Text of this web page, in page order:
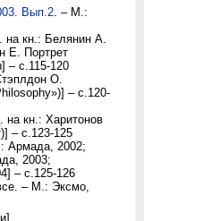
Вып.2. – М.:
на кн.: Белянин А.
Е. Портрет
– с.115-120
О.
– с.120-
на кн.: Харитонов
– с.123-125
Армада, 2002;
2003;
– с.125-126
– М.: Эксмо,